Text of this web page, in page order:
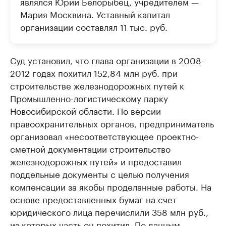
Мария Москвина. Уставный капитал
организации составлял 11 тыс. руб.
Суд установил, что глава организации в 2008-
2012 годах похитил 152,84 млн руб. при
строительстве железнодорожных путей к
Промышленно-логистическому парку
Новосибирской области. По версии
правоохранительных органов, предприниматель
организовал «несоответствующее проектно-
сметной документации строительство
железнодорожных путей» и предоставил
поддельные документы с целью получения
компенсации за якобы проделанные работы. На
основе предоставленных бумаг на счет
юридического лица перечислили 358 млн руб.,